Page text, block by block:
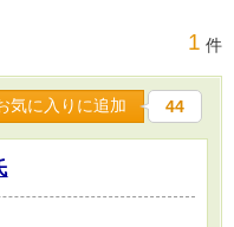
1 件
気に入りに追加 44